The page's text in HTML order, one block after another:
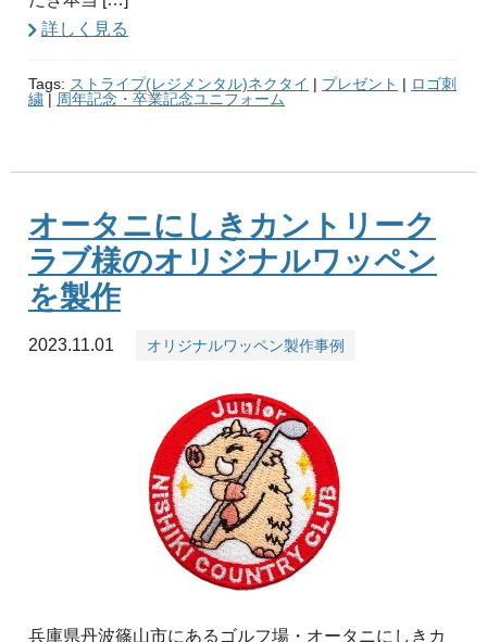
詳しく見る
Tags: ストライプ(レジメンタル)ネクタイ | プレゼント | ロゴ刺
繍 | 周年記念・卒業記念ユニフォーム
オータニにしきカントリーク
ラブ様のオリジナルワッペン
を製作
2023.11.01 オリジナルワッペン製作事例
兵庫県丹波篠山市にあるゴルフ場・オータニにしきカ